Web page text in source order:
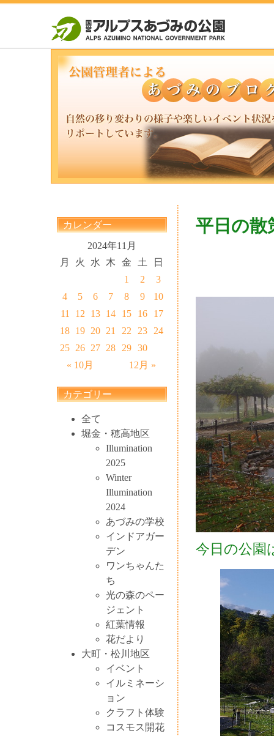
カレンダー
2024年11月
月
火 水 木 金 土 日
« 10月 12月 »
1 2
3
4
5 6 7 8 9
10
11
12 13 14 15 16
17
18 19 20 21 22 23
24
25 26 27 28 29 30
カテゴリー
全て
堀金・穂高地区
Illumination
2025
Winter
Illumination
2024
あづみの学校
インドアガー
デン
ワンちゃんた
ち
光の森のペー
ジェント
紅葉情報
花だより
大町・松川地区
イベント
イルミネーシ
ョン
クラフト体験
コスモス開花
平日の散
今日の公園